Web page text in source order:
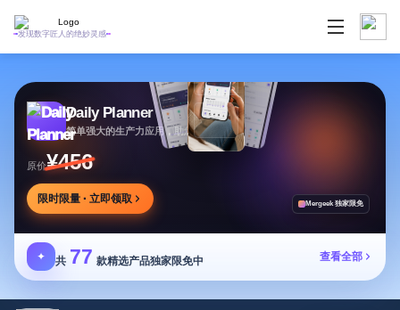
发现数字匠人的绝妙灵感
Daily Planner
简单强大的生产力应用，助您安排任务专注目标
原价¥456
限时限量 · 立即领取 Mergeek 独家限免
✦ 共 77 款精选产品独家限免中 查看全部